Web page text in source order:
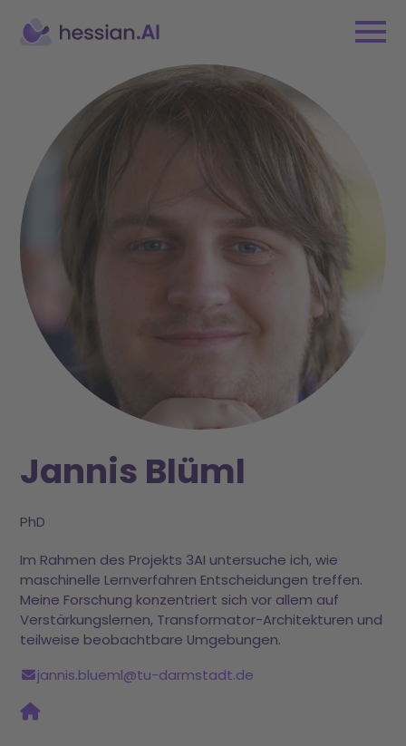
Jannis Blüml
PhD
Im Rahmen des Projekts 3AI untersuche ich, wie
maschinelle Lernverfahren Entscheidungen treffen.
Meine Forschung konzentriert sich vor allem auf
Verstärkungslernen, Transformator-Architekturen und
teilweise beobachtbare Umgebungen.
jannis.blueml@tu-darmstadt.de